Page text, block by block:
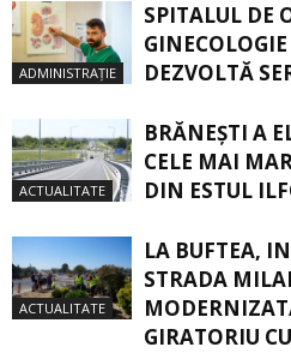
ADMINISTRAȚIE
SPITALUL DE
DEZVOLTĂ
ACTUALITATE
BRĂNEȘTI A
CELE MAI
DIN ESTUL
ACTUALITATE
LA BUFTEA,
STRADA
GIRATORIU